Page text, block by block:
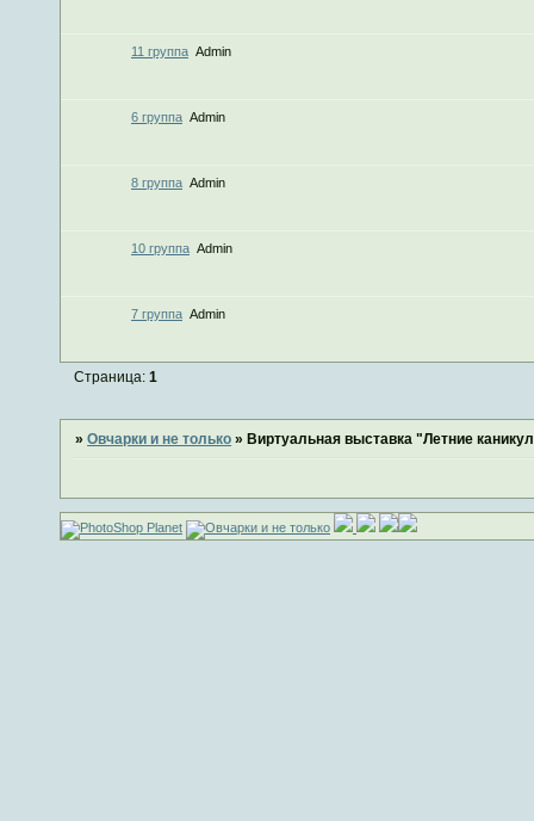
11 группа Admin
6 группа Admin
8 группа Admin
10 группа Admin
7 группа Admin
Страница:1
»Овчарки и не только » Виртуальная выставка "Летние